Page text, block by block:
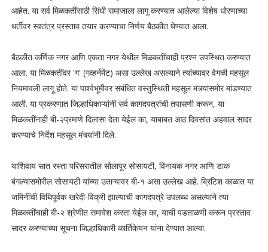
आहेत. या सर्व मिळकतींसाठी सिंधी समाजाला लागू करण्यात आलेल्या विशेष धोरणाच्या
धर्तीवर स्वतंत्र प्रस्ताव तयार करण्याचा निर्णय बैठकीत घेण्यात आला.
बैठकीत कर्णिक नगर आणि एकता नगर येथील मिळकतींचाही प्रश्न उपस्थित करण्यात
आला. या मिळकतींवर 'ग' (गव्हर्नमेंट) असा उल्लेख असल्याने त्यांच्यावर वेगळी महसूल
नियमावली लागू होते. या पार्श्वभूमीवर संबंधित वस्तुस्थिती महसूल मंत्र्यांसमोर मांडण्यात
आली. या प्रकरणात जिल्हाधिकाऱ्यांनी सर्व कागदपत्रांची तपासणी करून, या
मिळकतींनाही बी-२प्रमाणे दिलासा देता येईल का, याबाबत आठ दिवसांत अहवाल सादर
करण्याचे निर्देश महसूल मंत्र्यांनी दिले.
याशिवाय सात रस्ता परिसरातील सोलापूर सोसायटी, विनायक नगर आणि डाक
बंगल्यासमोरील सोसायटी यांच्या उताऱ्यावर बी-१ असा उल्लेख आहे. ब्रिटिश काळात या
जमिनींची विधिपूर्वक खरेदी-विक्री झाल्याची कागदपत्रे उपलब्ध असल्याने त्या
मिळकतींचाही बी-२ श्रेणीत समावेश करता येईल का, याची पडताळणी करून प्रस्ताव
सादर करण्याच्या सूचना जिल्हाधिकारी कार्तिकेयन यांना देण्यात आल्या.